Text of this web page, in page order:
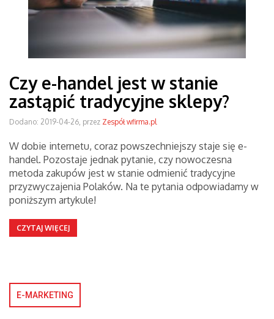
Czy e-handel jest w stanie
zastąpić tradycyjne sklepy?
Dodano: 2019-04-26, przez Zespół wfirma.pl
W dobie internetu, coraz powszechniejszy staje się e-
handel. Pozostaje jednak pytanie, czy nowoczesna
metoda zakupów jest w stanie odmienić tradycyjne
przyzwyczajenia Polaków. Na te pytania odpowiadamy w
poniższym artykule!
CZYTAJ WIĘCEJ
E-MARKETING